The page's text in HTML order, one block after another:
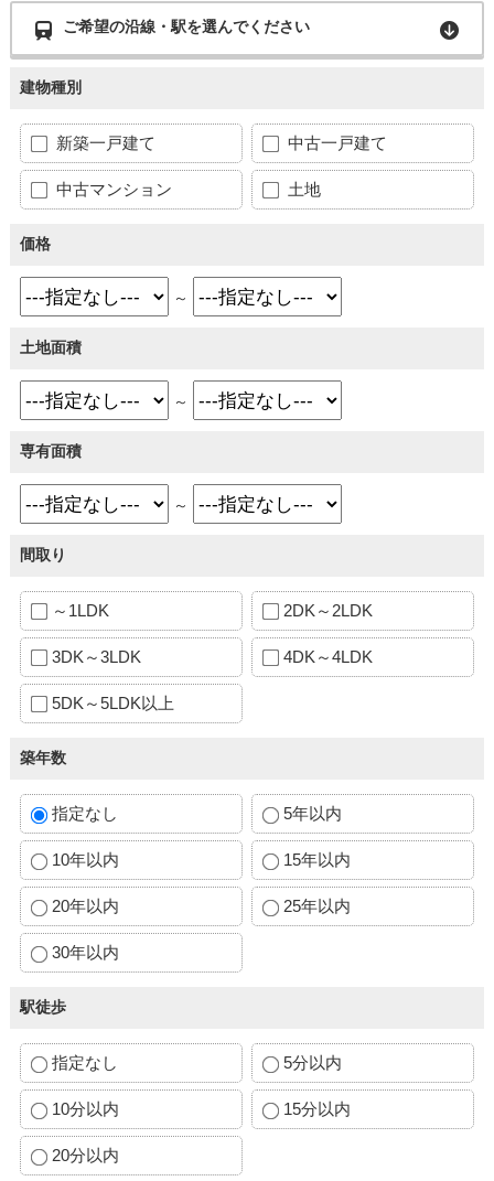
ご希望の沿線・駅を選んでください
建物種別
新築一戸建て 中古一戸建て
中古マンション 土地
価格
～
土地面積
～
専有面積
～
間取り
～1LDK 2DK～2LDK
3DK～3LDK 4DK～4LDK
5DK～5LDK以上
築年数
指定なし 5年以内
10年以内 15年以内
20年以内 25年以内
30年以内
駅徒歩
指定なし 5分以内
10分以内 15分以内
20分以内